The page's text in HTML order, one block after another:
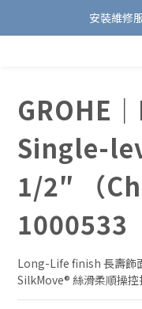
加入會
安裝維修
好友募集
GROHE
Single-
1/2″ （
1000533
Long-Life finish 長壽飾
SilkMove® 絲滑柔順操控